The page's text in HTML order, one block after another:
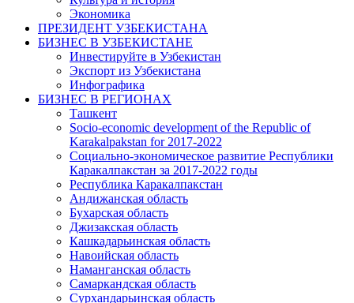
Экономика
ПРЕЗИДЕНТ УЗБЕКИСТАНА
БИЗНЕС В УЗБЕКИСТАНЕ
Инвестируйте в Узбекистан
Экспорт из Узбекистана
Инфографика
БИЗНЕС В РЕГИОНАХ
Ташкент
Socio-economic development of the Republic of
Karakalpakstan for 2017-2022
Социально-экономическое развитие Республики
Каракалпакстан за 2017-2022 годы
Республика Каракалпакстан
Андижанская область
Бухарская область
Джизакская область
Кашкадарьинская область
Навоийская область
Наманганская область
Самаркандская область
Сурхандарьинская область